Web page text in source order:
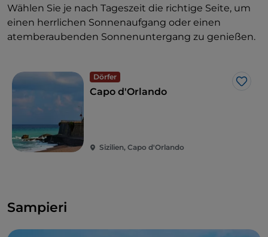
Wählen Sie je nach Tageszeit die richtige Seite, um
einen herrlichen Sonnenaufgang oder einen
atemberaubenden Sonnenuntergang zu genießen.
Dörfer
Like
Capo d'Orlando
Sizilien, Capo d'Orlando
Sampieri